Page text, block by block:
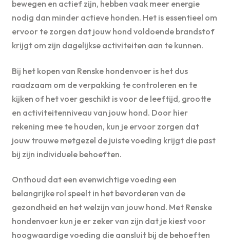
bewegen en actief zijn, hebben vaak meer energie
nodig dan minder actieve honden. Het is essentieel om
ervoor te zorgen dat jouw hond voldoende brandstof
krijgt om zijn dagelijkse activiteiten aan te kunnen.
Bij het kopen van Renske hondenvoer is het dus
raadzaam om de verpakking te controleren en te
kijken of het voer geschikt is voor de leeftijd, grootte
en activiteitenniveau van jouw hond. Door hier
rekening mee te houden, kun je ervoor zorgen dat
jouw trouwe metgezel de juiste voeding krijgt die past
bij zijn individuele behoeften.
Onthoud dat een evenwichtige voeding een
belangrijke rol speelt in het bevorderen van de
gezondheid en het welzijn van jouw hond. Met Renske
hondenvoer kun je er zeker van zijn dat je kiest voor
hoogwaardige voeding die aansluit bij de behoeften